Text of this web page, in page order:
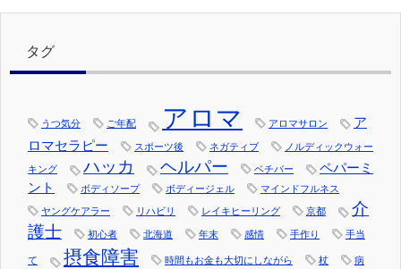
タグ
うつ気分 ご年配 アロマ アロマサロン
ア
ロマセラピー
スポーツ後 ネガティブ ノルディックウォー
キング ハッカ ヘルパー ベチバー
ペパーミ
ント
ボディソープ ボディージェル マインドフルネス
ヤングケアラー リハビリ レイキヒーリング 京都
介
護士
初心者 北海道 年末 感情 手作り 手当
て 摂食障害 時間もお金も大切にしながら 杖 病